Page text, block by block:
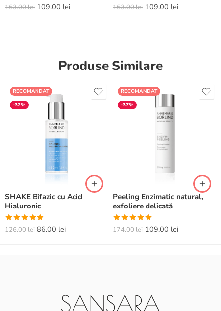
163.00lei 109.00 lei 163.00lei 109.00 lei
Produse Similare
RECOMANDAT
-32%
SHAKE Bifazic cu Acid
Hialuronic
Evaluat la
4.82din 5
126.00lei 86.00 lei
RECOMANDAT
-37%
Peeling Enzimatic natural,
exfoliere delicată
Evaluat la
5.00din 5
174.00lei 109.00 lei